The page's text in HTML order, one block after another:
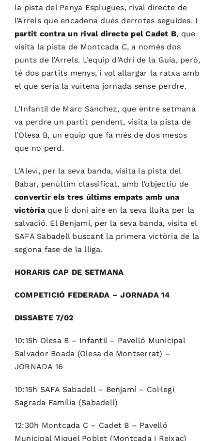
la pista del Penya Esplugues, rival directe de
l’Arrels que encadena dues derrotes seguides. I
partit contra un rival directe pel Cadet B, que
visita la pista de Montcada C, a només dos
punts de l’Arrels. L’equip d’Adri de la Guia, però,
té dos partits menys, i vol allargar la ratxa amb
el que seria la vuitena jornada sense perdre.
L’Infantil de Marc Sánchez, que entre setmana
va perdre un partit pendent, visita la pista de
l’Olesa B, un equip que fa més de dos mesos
que no perd.
L’Aleví, per la seva banda, visita la pista del
Babar, penúltim classificat, amb l’objectiu de
convertir els tres últims empats amb una
victòriaque li doni aire en la seva lluita per la
salvació. El Benjamí, per la seva banda, visita el
SAFA Sabadell buscant la primera victòria de la
segona fase de la lliga.
HORARIS CAP DE SETMANA
COMPETICIÓ FEDERADA – JORNADA 14
DISSABTE 7/02
10:15h Olesa B – Infantil – Pavelló Municipal
Salvador Boada (Olesa de Montserrat) –
JORNADA 16
10:15h SAFA Sabadell – Benjamí – Col·legi
Sagrada Família (Sabadell)
12:30h Montcada C – Cadet B – Pavelló
Municipal Miquel Poblet (Montcada i Reixac)